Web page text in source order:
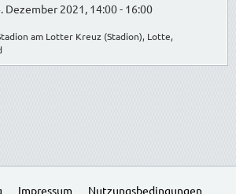
Dezember 2021, 14:00 - 16:00
am Lotter Kreuz (Stadion), Lotte,
Impressum Nutzungsbedingungen